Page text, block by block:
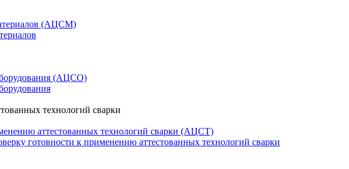
(АЦСМ)
(АЦСО)
технологий сварки
аттестованных технологий сварки (АЦСТ)
готовности к применению аттестованных технологий сварки